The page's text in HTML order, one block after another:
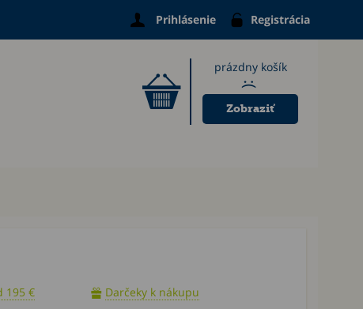
Prihlásenie Registrácia
prázdny košík
:(
Zobraziť
195 €
Darčeky k nákupu